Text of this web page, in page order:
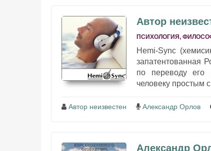
Автор
ПСИХОЛОГИЯ,
Hemi-Sync
запатентованная
по переводу его
человеку простым
Автор неизвестен Александр Орлов
Александр